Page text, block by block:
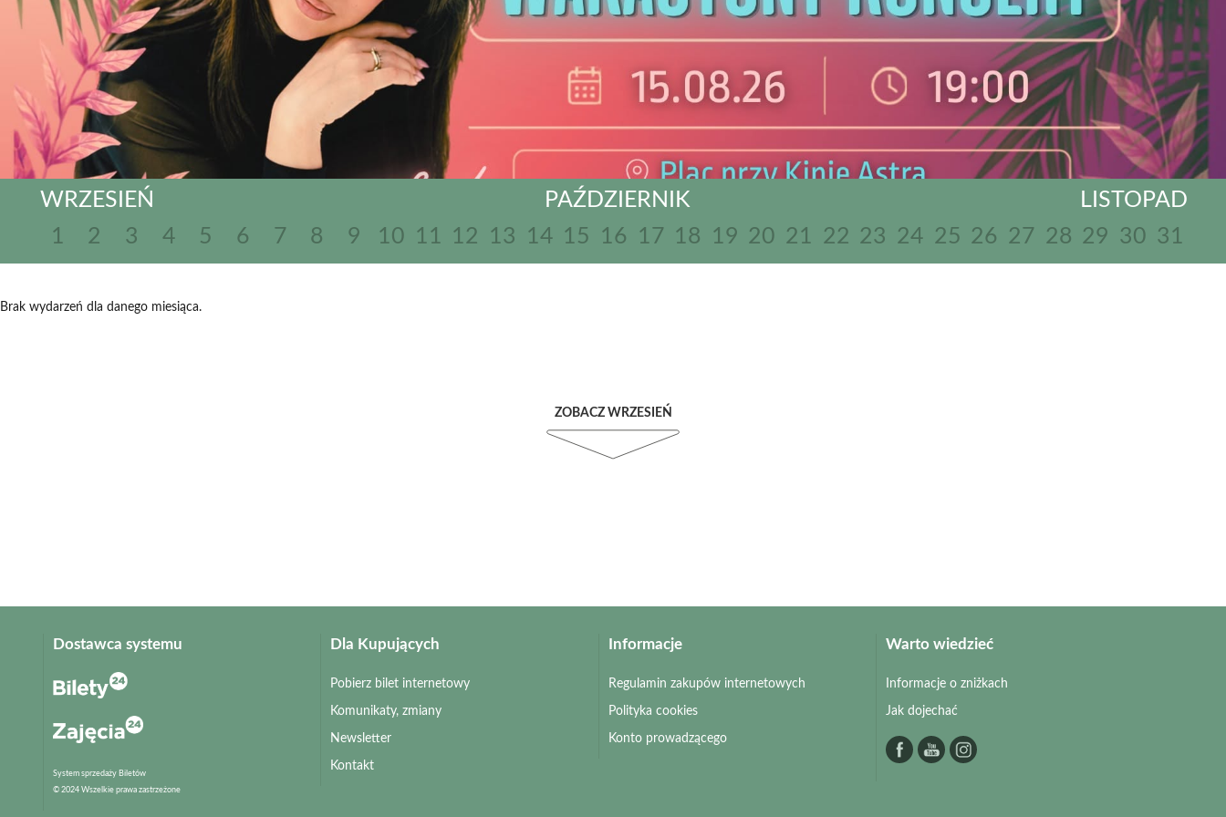
WRZESIEŃ PAŹDZIERNIK
LISTOPAD
1
2 3 4 5 6 7 8 9 10 11 12 13 14 15 16 17 18 19 20 21 22 23 24 25 26 27 28 29 30 31
Brak wydarzeń dla danego miesiąca.
ZOBACZ WRZESIEŃ
Dostawca systemu
System sprzedaży Biletów
© 2024 Wszelkie prawa zastrzeżone
Dla Kupujących
Pobierz bilet internetowy
Komunikaty, zmiany
Newsletter
Kontakt
Informacje
Regulamin zakupów internetowych
Polityka cookies
Konto prowadzącego
Warto wiedzieć
Informacje o zniżkach
Jak dojechać